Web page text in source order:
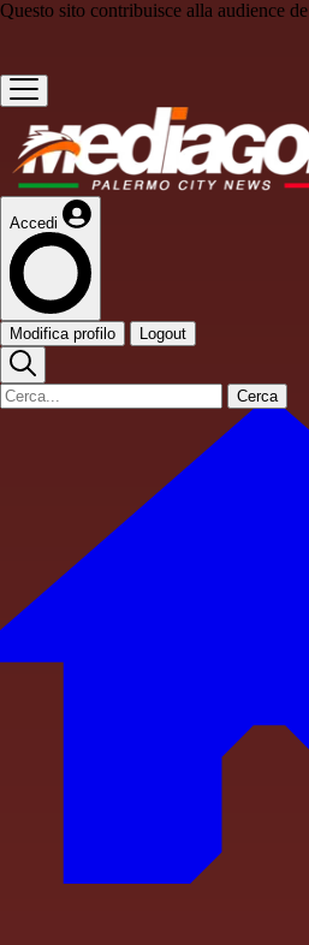
Questo sito contribuisce alla audience de
Accedi
Modifica profilo Logout
Cerca